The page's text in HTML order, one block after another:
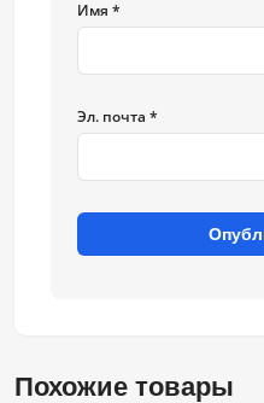
Имя *
Эл. почта *
Похожие товары